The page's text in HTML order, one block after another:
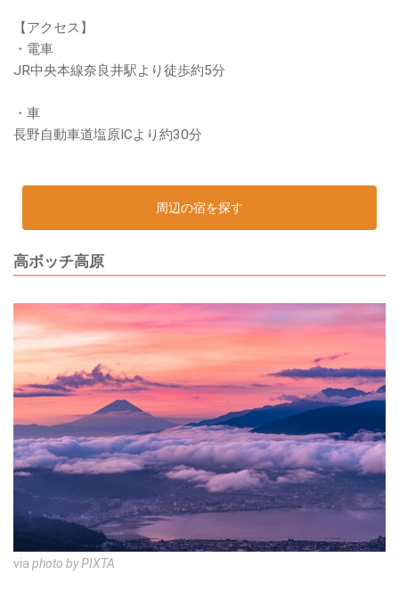
【アクセス】
・電車
JR中央本線奈良井駅より徒歩約5分
・車
長野自動車道塩原ICより約30分
周辺の宿を探す
高ボッチ高原
via photo by PIXTA